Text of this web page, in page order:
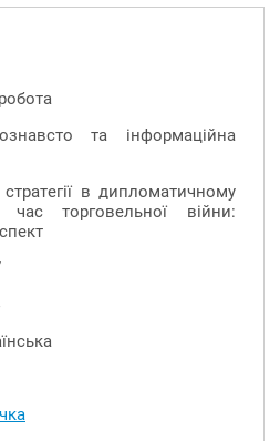
та інформаційна
в дипломатичному
час торговельної війни: